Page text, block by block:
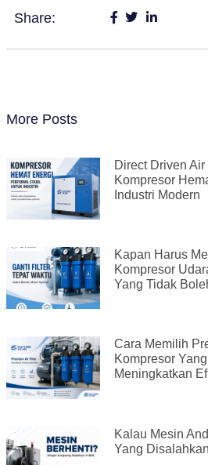
Share:
More Posts
Direct Driven
Kompresor
Industri Modern
Kapan Harus
Kompresor
Yang Tidak
Cara Memilih
Kompresor
Meningkatkan
Kalau Mesin
Yang